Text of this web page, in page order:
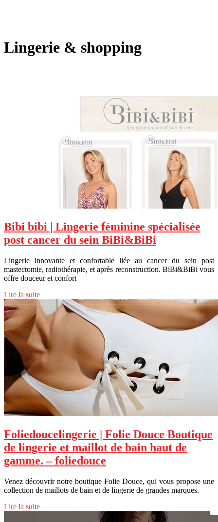
Lingerie & shopping
Bibi bibi | Lingerie féminine spécialisée
post cancer du sein BiBi&BiBi
Lingerie innovante et confortable liée au cancer du sein post
mastectomie, radiothérapie, et après reconstruction. BiBi&BiBi vous
offre douceur et confort
Lire la suite
Foliedoucelin­ge­rie | Folie Douce Boutique
de lingerie et maillot de bain haut de
gamme. – foliedouce
Venez découvrir notre boutique Folie Douce, qui vous propose une
collection de maillots de bain et de lingerie de grandes marques.
Lire la suite